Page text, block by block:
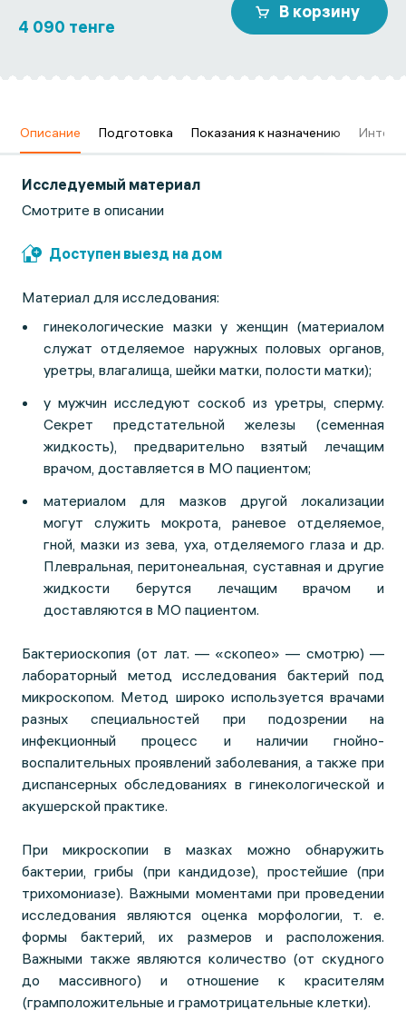
4 090 тенге
В корзину
Описание Подготовка Показания к назначению
Исследуемый материал
Смотрите в описании
Доступен выезд на дом
Материал для исследования:
гинекологические мазки у женщин (материалом
служат отделяемое наружных половых органов,
уретры, влагалища, шейки матки, полости матки);
у мужчин исследуют соскоб из уретры, сперму.
Секрет предстательной железы (семенная
жидкость), предварительно взятый лечащим
врачом, доставляется в МО пациентом;
материалом для мазков другой локализации
могут служить мокрота, раневое отделяемое,
гной, мазки из зева, уха, отделяемого глаза и др.
Плевральная, перитонеальная, суставная и другие
жидкости берутся лечащим врачом и
доставляются в МО пациентом.
Бактериоскопия (от лат. — «скопео» — смотрю) —
лабораторный метод исследования бактерий под
микроскопом. Метод широко используется врачами
разных специальностей при подозрении на
инфекционный процесс и наличии гнойно-
воспалительных проявлений заболевания, а также при
диспансерных обследованиях в гинекологической и
акушерской практике.
При микроскопии в мазках можно обнаружить
бактерии, грибы (при кандидозе), простейшие (при
трихомониазе). Важными моментами при проведении
исследования являются оценка морфологии, т. е.
формы бактерий, их размеров и расположения.
Важными также являются количество (от скудного
до массивного) и отношение к красителям
(грамположительные и грамотрицательные клетки).